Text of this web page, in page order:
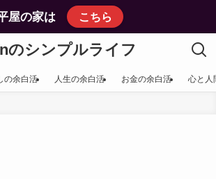
屋の家は こちら
のシンプルライフ
の余白活 人生の余白活 お金の余白活 心と人